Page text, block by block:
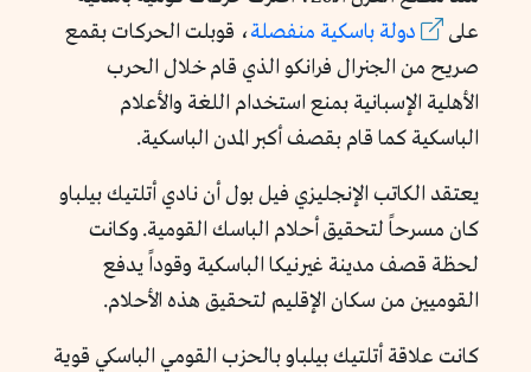
على
دولة باسكية منفصلة، قوبلت الحركات بقمع
صريح من الجنرال فرانكو الذي قام خلال الحرب
الأهلية الإسبانية بمنع استخدام اللغة والأعلام
الباسكية كما قام بقصف أكبر المدن الباسكية.
يعتقد الكاتب الإنجليزي فيل بول أن نادي أتلتيك بيلباو
كان مسرحاً لتحقيق أحلام الباسك القومية. وكانت
لحظة قصف مدينة غيرنيكا الباسكية وقوداً يدفع
القوميين من سكان الإقليم لتحقيق هذه الأحلام.
كانت علاقة أتلتيك بيلباو بالحزب القومي الباسكي قوية